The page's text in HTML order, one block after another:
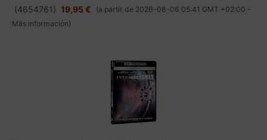
(4654761) 19,95 €
(a partir de 2026-08-06 05:41 GMT +02:00 -
Más información)